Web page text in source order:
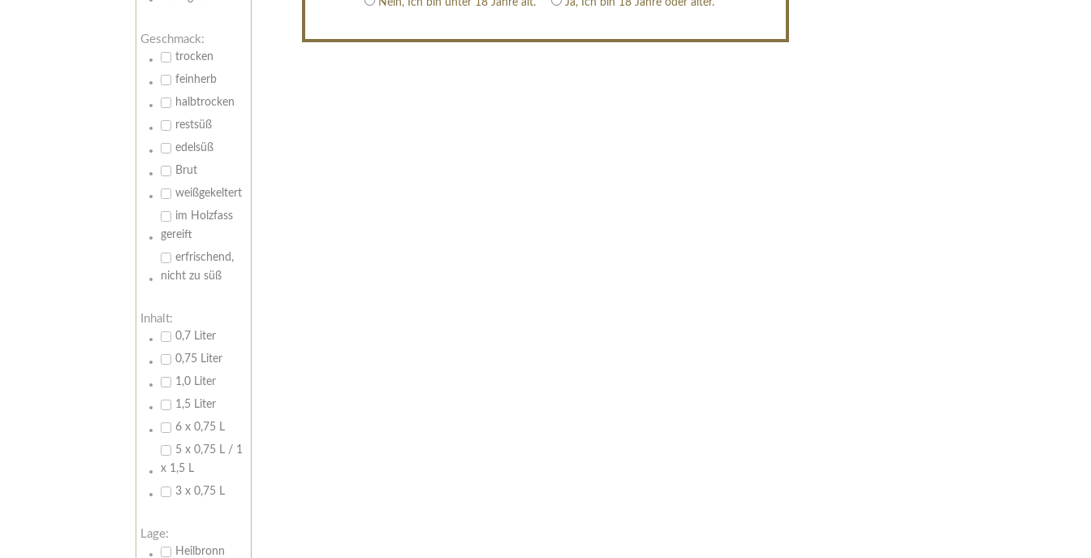
Nein, Ich bin unter 18 Jahre alt. Ja, Ich bin 18 Jahre oder älter.
Geschmack:
trocken
feinherb
halbtrocken
restsüß
edelsüß
Brut
weißgekeltert
im Holzfass
gereift
erfrischend,
nicht zu süß
Inhalt:
0,7 Liter
0,75 Liter
1,0 Liter
1,5 Liter
6 x 0,75 L
5 x 0,75 L / 1
x 1,5 L
3 x 0,75 L
Lage:
Heilbronn